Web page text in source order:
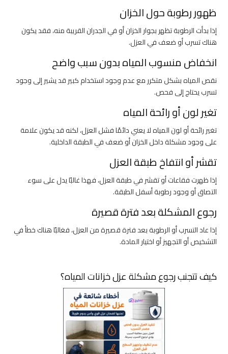
ظهور رطوبة حول الخزان
إذا بدأت الرطوبة تظهر بجوار الخزان أو في الجدران القريبة منه، فقد يكون
هناك تسرب أو ضعف في العزل.
انخفاض منسوب المياه بدون سبب واضح
نقص المياه بشكل متكرر مع عدم وجود استخدام كبير قد يشير إلى وجود
تسرب يحتاج إلى فحص.
تغير لون أو رائحة المياه
تغير رائحة أو لون المياه لا يعني دائمًا فشل العزل، لكنه قد يكون علامة
على وجود مشكلة داخل الخزان أو ضعف في الطبقة الداخلية.
تقشر أو انتفاخ طبقة العزل
إذا ظهرت فقاعات أو تقشر في طبقة العزل، فهذا غالبًا يدل على سوء
التصاق أو وجود رطوبة أسفل الطبقة.
رجوع المشكلة بعد فترة قصيرة
إذا عاد التسرب أو الرطوبة بعد فترة قصيرة من العزل، فغالبًا هناك خطأ في
التشخيص أو التجهيز أو اختيار المادة.
كيف تتجنب رجوع مشكلة عزل خزانات المياه؟